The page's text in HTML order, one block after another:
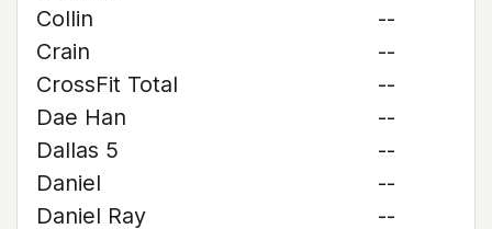
Collin
--
Crain
--
CrossFit Total
--
Dae Han
--
Dallas 5
--
Daniel
--
Daniel Ray
--